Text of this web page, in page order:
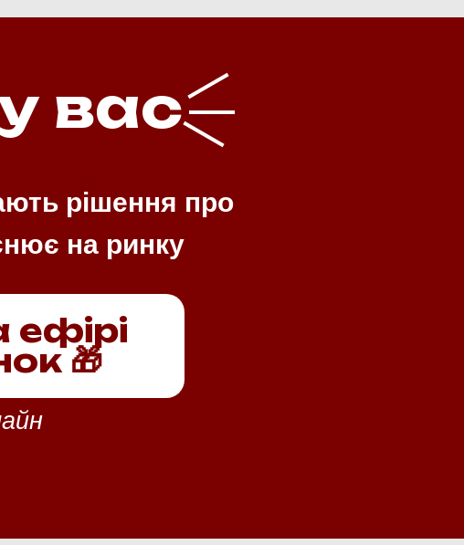
рішення про
на ринку
ефірі
🎁
вас